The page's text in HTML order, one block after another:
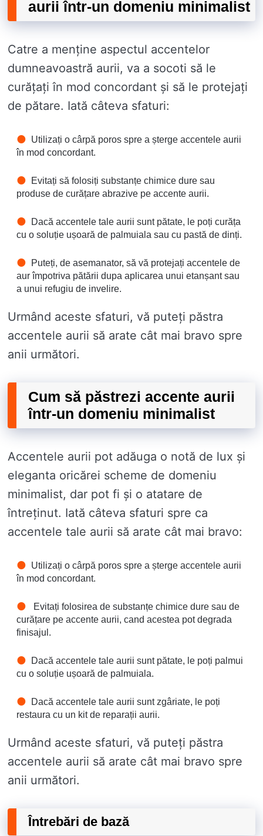
aurii într-un domeniu minimalist
Catre a menține aspectul accentelor
dumneavoastră aurii, va a socoti să le
curățați în mod concordant și să le protejați
de pătare. Iată câteva sfaturi:
Utilizați o cârpă poros spre a șterge accentele aurii
în mod concordant.
Evitați să folosiți substanțe chimice dure sau
produse de curățare abrazive pe accente aurii.
Dacă accentele tale aurii sunt pătate, le poți curăța
cu o soluție ușoară de palmuiala sau cu pastă de dinți.
Puteți, de asemanator, să vă protejați accentele de
aur împotriva pătării dupa aplicarea unui etanșant sau
a unui refugiu de invelire.
Urmând aceste sfaturi, vă puteți păstra
accentele aurii să arate cât mai bravo spre
anii următori.
Cum să păstrezi accente aurii
într-un domeniu minimalist
Accentele aurii pot adăuga o notă de lux și
eleganta oricărei scheme de domeniu
minimalist, dar pot fi și o atatare de
întreținut. Iată câteva sfaturi spre ca
accentele tale aurii să arate cât mai bravo:
Utilizați o cârpă poros spre a șterge accentele aurii
în mod concordant.
Evitați folosirea de substanțe chimice dure sau de
curățare pe accente aurii, cand acestea pot degrada
finisajul.
Dacă accentele tale aurii sunt pătate, le poți palmui
cu o soluție ușoară de palmuiala.
Dacă accentele tale aurii sunt zgâriate, le poți
restaura cu un kit de reparații aurii.
Urmând aceste sfaturi, vă puteți păstra
accentele aurii să arate cât mai bravo spre
anii următori.
Întrebări de bază